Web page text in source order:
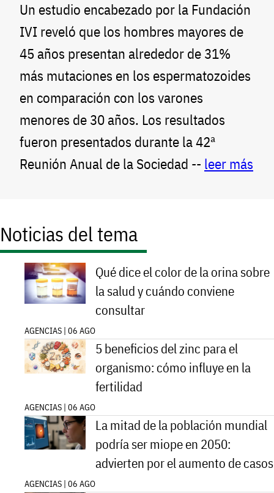
Un estudio encabezado por la Fundación
IVI reveló que los hombres mayores de
45 años presentan alrededor de 31%
más mutaciones en los espermatozoides
en comparación con los varones
menores de 30 años. Los resultados
fueron presentados durante la 42ª
Reunión Anual de la Sociedad -- leer más
Noticias del tema
Qué dice el color de la orina sobre
la salud y cuándo conviene
consultar
AGENCIAS | 06 AGO
5 beneficios del zinc para el
organismo: cómo influye en la
fertilidad
AGENCIAS | 06 AGO
La mitad de la población mundial
podría ser miope en 2050:
advierten por el aumento de casos
AGENCIAS | 06 AGO